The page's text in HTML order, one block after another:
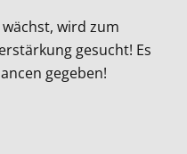
wird zum
gesucht! Es
gegeben!